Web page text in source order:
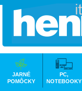
JARNÉ
POMÔCKY
PC,
NOTEBOOKY